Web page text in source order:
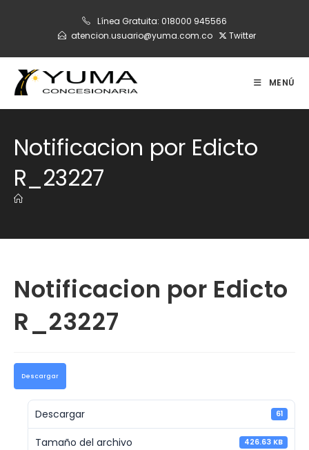
Línea Gratuita: 018000 945566
atencion.usuario@yuma.com.co
Twitter
MENÚ
Notificacion por Edicto
R_23227
Notificacion por Edicto
R_23227
Descargar
Descargar 61
Tamaño del archivo 426.63 KB